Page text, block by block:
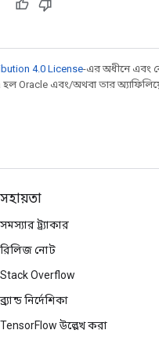
4.0 License-এর অধীনে এবং
Oracle এবং/অথবা তার অ্যাফিলিয়েট
সহায়তা
সমস্যার ট্র্যাকার
রিলিজ নোট
Stack Overflow
ব্র্যান্ড নির্দেশিকা
TensorFlow উল্লেখ করা